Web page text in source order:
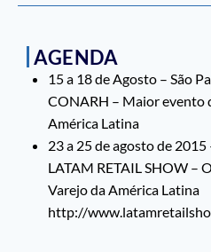
AGENDA
15 a 18 de Agosto – São
CONARH – Maior evento
América Latina
23 a 25 de agosto de 2015
LATAM RETAIL SHOW –
Varejo da América Latina
http://